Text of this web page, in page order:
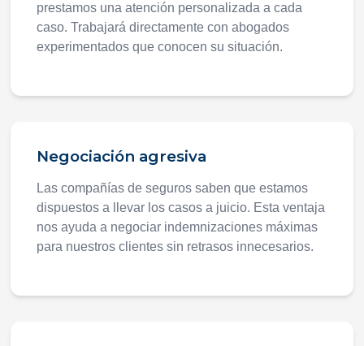
prestamos una atención personalizada a cada
caso. Trabajará directamente con abogados
experimentados que conocen su situación.
Negociación agresiva
Las compañías de seguros saben que estamos
dispuestos a llevar los casos a juicio. Esta ventaja
nos ayuda a negociar indemnizaciones máximas
para nuestros clientes sin retrasos innecesarios.